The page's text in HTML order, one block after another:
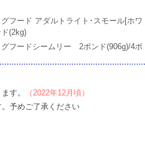
フード アダルトライト･スモール[ホワ
(2kg)
フードシームリー 2ポンド(906g)/4ポ
す。
（2022年12月頃）
予めご了承ください